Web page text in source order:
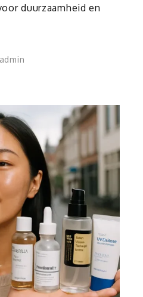
duurzaamheid en
admin